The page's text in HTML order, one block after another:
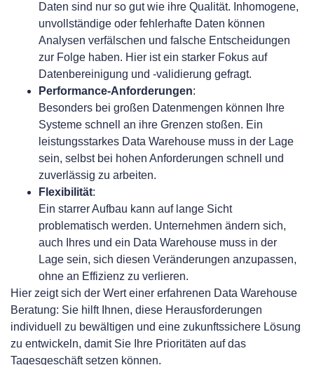
Daten sind nur so gut wie ihre Qualität. Inhomogene,
unvollständige oder fehlerhafte Daten können
Analysen verfälschen und falsche Entscheidungen
zur Folge haben. Hier ist ein starker Fokus auf
Datenbereinigung und -validierung gefragt.
Performance-Anforderungen:
Besonders bei großen Datenmengen können Ihre
Systeme schnell an ihre Grenzen stoßen. Ein
leistungsstarkes Data Warehouse muss in der Lage
sein, selbst bei hohen Anforderungen schnell und
zuverlässig zu arbeiten.
Flexibilität:
Ein starrer Aufbau kann auf lange Sicht
problematisch werden. Unternehmen ändern sich,
auch Ihres und ein Data Warehouse muss in der
Lage sein, sich diesen Veränderungen anzupassen,
ohne an Effizienz zu verlieren.
Hier zeigt sich der Wert einer erfahrenen Data Warehouse
Beratung: Sie hilft Ihnen, diese Herausforderungen
individuell zu bewältigen und eine zukunftssichere Lösung
zu entwickeln, damit Sie Ihre Prioritäten auf das
Tagesgeschäft setzen können.